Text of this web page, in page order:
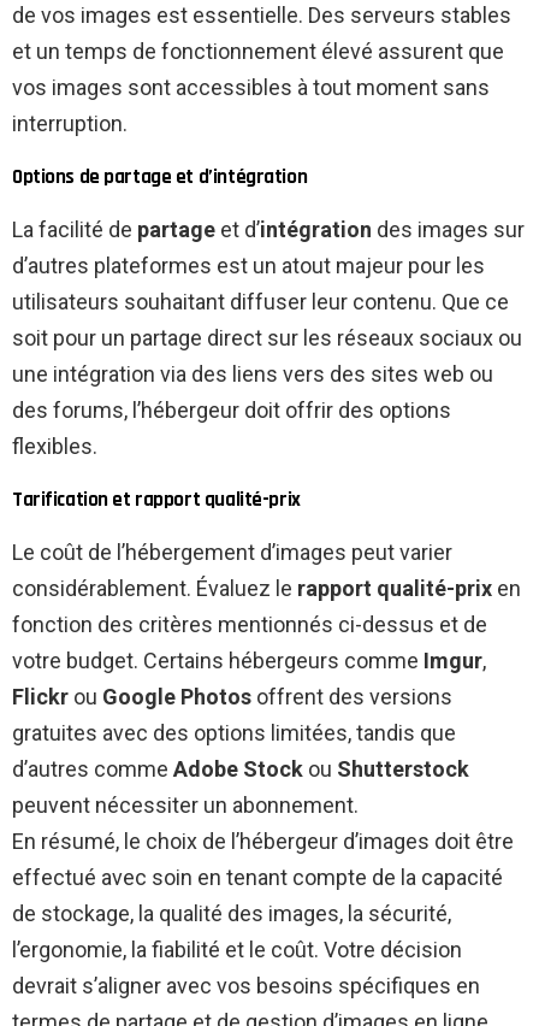
de vos images est essentielle. Des serveurs stables
et un temps de fonctionnement élevé assurent que
vos images sont accessibles à tout moment sans
interruption.
Options de partage et d’intégration
La facilité de partage et d’intégration des images sur
d’autres plateformes est un atout majeur pour les
utilisateurs souhaitant diffuser leur contenu. Que ce
soit pour un partage direct sur les réseaux sociaux ou
une intégration via des liens vers des sites web ou
des forums, l’hébergeur doit offrir des options
flexibles.
Tarification et rapport qualité-prix
Le coût de l’hébergement d’images peut varier
considérablement. Évaluez le rapport qualité-prix en
fonction des critères mentionnés ci-dessus et de
votre budget. Certains hébergeurs comme Imgur,
Flickr ou Google Photos offrent des versions
gratuites avec des options limitées, tandis que
d’autres comme Adobe Stock ou Shutterstock
peuvent nécessiter un abonnement.
En résumé, le choix de l’hébergeur d’images doit être
effectué avec soin en tenant compte de la capacité
de stockage, la qualité des images, la sécurité,
l’ergonomie, la fiabilité et le coût. Votre décision
devrait s’aligner avec vos besoins spécifiques en